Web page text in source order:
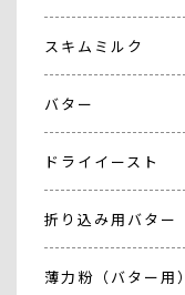
スキムミルク
バター
ドライイースト
折り込み用バター
薄力粉（バター用）